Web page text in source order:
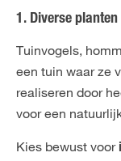
1. Diverse
Tuinvogels,
een tuin waar ze
realiseren door
voor een
Kies bewust voor